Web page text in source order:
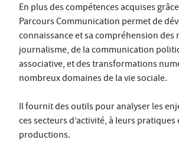
En plus des compétences acquises
Parcours Communication permet de
connaissance et sa compréhension des
journalisme, de la communication
associative, et des transformations
nombreux domaines de la vie sociale.
Il fournit des outils pour analyser les
ces secteurs d’activité, à leurs pratiques
productions.